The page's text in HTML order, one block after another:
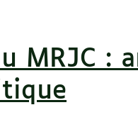
MRJC :